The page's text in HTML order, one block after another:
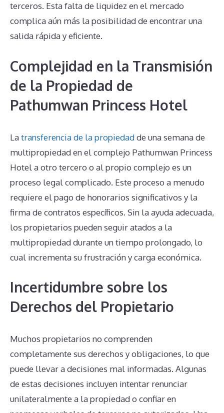
terceros. Esta falta de liquidez en el mercado
complica aún más la posibilidad de encontrar una
salida rápida y eficiente.
Complejidad en la Transmisión
de la Propiedad de
Pathumwan Princess Hotel
Latransferencia de la propiedadde una semana de
multipropiedad en el complejo Pathumwan Princess
Hotel a otro tercero o al propio complejo es un
proceso legal complicado. Este proceso a menudo
requiere el pago de honorarios significativos y la
firma de contratos específicos. Sin la ayuda adecuada,
los propietarios pueden seguir atados a la
multipropiedad durante un tiempo prolongado, lo
cual incrementa su frustración y carga económica.
Incertidumbre sobre los
Derechos del Propietario
Muchos propietarios no comprenden
completamente sus derechos y obligaciones, lo que
puede llevar a decisiones mal informadas. Algunas
de estas decisiones incluyen intentar renunciar
unilateralmente a la propiedad o confiar en